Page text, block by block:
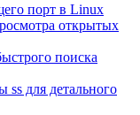
порт в Linux
открытых
поиска
для детального